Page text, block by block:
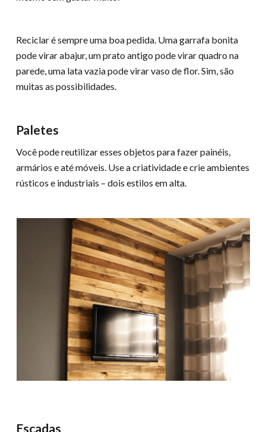
Reciclar é sempre uma boa pedida. Uma garrafa bonita
pode virar abajur, um prato antigo pode virar quadro na
parede, uma lata vazia pode virar vaso de flor. Sim, são
muitas as possibilidades.
Paletes
Você pode reutilizar esses objetos para fazer painéis,
armários e até móveis. Use a criatividade e crie ambientes
rústicos e industriais – dois estilos em alta.
Escadas